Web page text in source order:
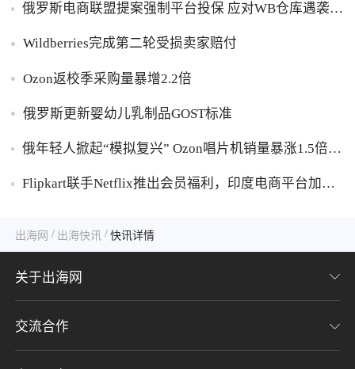
俄罗斯电商联盟提案强制平台投保 应对WB仓库遇袭卖
Wildberries完成第二轮受损卖家赔付
Ozon返校季采购量暴增2.2倍
俄罗斯更新婴幼儿乳制品GOST标准
俄年轻人掀起“模拟复兴” Ozon唱片机销量暴涨1.5倍黑
Flipkart联手Netflix推出会员福利，印度电商平台加码
出海网 / 出海快讯 / 快讯详情
关于出海网
关于我们
交流合作